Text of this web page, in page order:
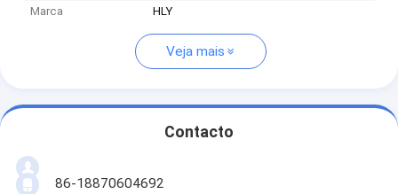
Marca
HLY
Veja mais
Contacto
86-18870604692